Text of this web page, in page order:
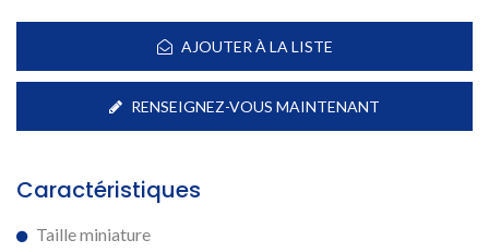
AJOUTER À LA LISTE
RENSEIGNEZ-VOUS MAINTENANT
Caractéristiques
Taille miniature